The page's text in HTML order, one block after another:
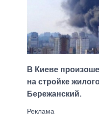
В Киеве
на стройке
Бережанский.